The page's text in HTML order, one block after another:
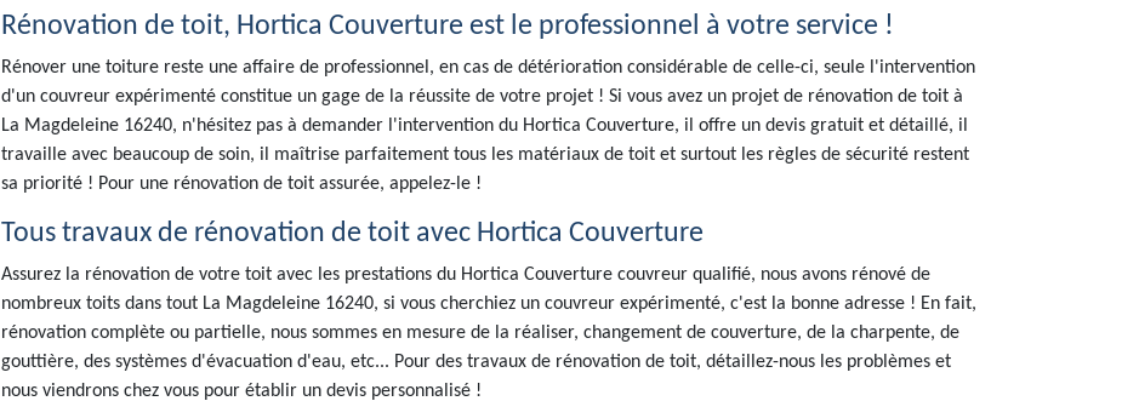
Rénovation de toit, Hortica Couverture est le professionnel à votre service !
Rénover une toiture reste une affaire de professionnel, en cas de détérioration considérable de celle-ci, seule l'intervention
d'un couvreur expérimenté constitue un gage de la réussite de votre projet ! Si vous avez un projet de rénovation de toit à
La Magdeleine 16240, n'hésitez pas à demander l'intervention du Hortica Couverture, il offre un devis gratuit et détaillé, il
travaille avec beaucoup de soin, il maîtrise parfaitement tous les matériaux de toit et surtout les règles de sécurité restent
sa priorité ! Pour une rénovation de toit assurée, appelez-le !
Tous travaux de rénovation de toit avec Hortica Couverture
Assurez la rénovation de votre toit avec les prestations du Hortica Couverture couvreur qualifié, nous avons rénové de
nombreux toits dans tout La Magdeleine 16240, si vous cherchiez un couvreur expérimenté, c'est la bonne adresse ! En fait,
rénovation complète ou partielle, nous sommes en mesure de la réaliser, changement de couverture, de la charpente, de
gouttière, des systèmes d'évacuation d'eau, etc... Pour des travaux de rénovation de toit, détaillez-nous les problèmes et
nous viendrons chez vous pour établir un devis personnalisé !